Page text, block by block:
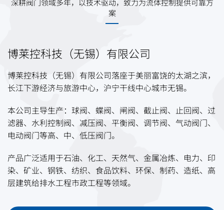
深耕阀门领域多年，以技术驱动，致力为流体控制提供可靠方
案
博莱控科技（无锡）有限公司
博莱控科技（无锡）有限公司落座于美丽富饶的太湖之滨，
长江下游经济与旅游中心，沪宁干线中心城市无锡。
本公司主导生产：球阀、蝶阀、闸阀、截止阀、止回阀、过
滤器、水利控制阀、减压阀、平衡阀、调节阀、气动阀门、
电动阀门等高、中、低压阀门。
产品广泛适用于石油、化工、天然气、金属冶炼、电力、印
染、矿业、钢铁、纺织、食品饮料、环保、制药、造纸、高
层建筑给排水工程市政工程等领域。